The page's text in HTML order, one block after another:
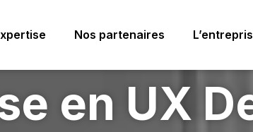
Nos partenaires
en UX